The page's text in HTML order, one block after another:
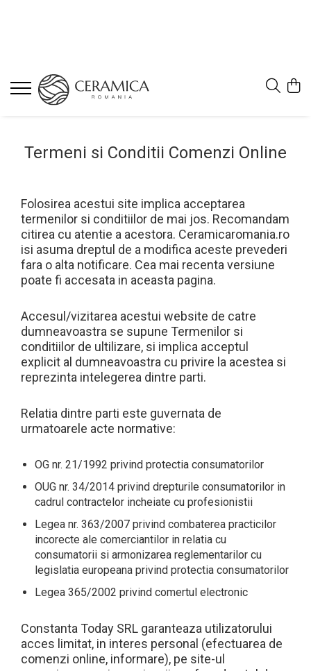
Termeni si Conditii Comenzi Online
Folosirea acestui site implica acceptarea
termenilor si conditiilor de mai jos. Recomandam
citirea cu atentie a acestora. Ceramicaromania.ro
isi asuma dreptul de a modifica aceste prevederi
fara o alta notificare. Cea mai recenta versiune
poate fi accesata in aceasta pagina.
Accesul/vizitarea acestui website de catre
dumneavoastra se supune Termenilor si
conditiilor de ultilizare, si implica acceptul
explicit al dumneavoastra cu privire la acestea si
reprezinta intelegerea dintre parti.
Relatia dintre parti este guvernata de
urmatoarele acte normative:
OG nr. 21/1992 privind protectia consumatorilor
OUG nr. 34/2014 privind drepturile consumatorilor in
cadrul contractelor incheiate cu profesionistii
Legea nr. 363/2007 privind combaterea practicilor
incorecte ale comerciantilor in relatia cu
consumatorii si armonizarea reglementarilor cu
legislatia europeana privind protectia consumatorilor
Legea 365/2002 privind comertul electronic
Constanta Today SRL garanteaza utilizatorului
acces limitat, in interes personal (efectuarea de
comenzi online, informare), pe site-ul